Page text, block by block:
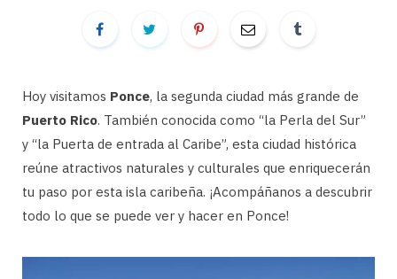
Hoy visitamos Ponce, la segunda ciudad más grande de
Puerto Rico. También conocida como “la Perla del Sur”
y “la Puerta de entrada al Caribe”, esta ciudad histórica
reúne atractivos naturales y culturales que enriquecerán
tu paso por esta isla caribeña. ¡Acompáñanos a descubrir
todo lo que se puede ver y hacer en Ponce!